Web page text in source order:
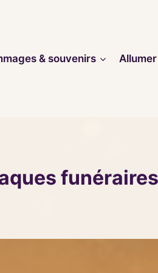
& souvenirs